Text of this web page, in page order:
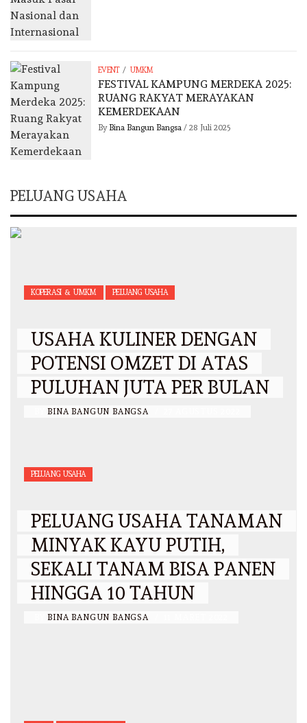
EVENT / UMKM
FESTIVAL KAMPUNG MERDEKA 2025:
RUANG RAKYAT MERAYAKAN
KEMERDEKAAN
By Bina Bangun Bangsa/ 28 Juli 2025
PELUANG USAHA
KOPERASI & UMKM PELUANG USAHA
USAHA KULINER DENGAN
POTENSI OMZET DI ATAS
PULUHAN JUTA PER BULAN
BINA BANGUN BANGSA
PELUANG USAHA
PELUANG USAHA TANAMAN
MINYAK KAYU PUTIH,
SEKALI TANAM BISA PANEN
HINGGA 10 TAHUN
BINA BANGUN BANGSA